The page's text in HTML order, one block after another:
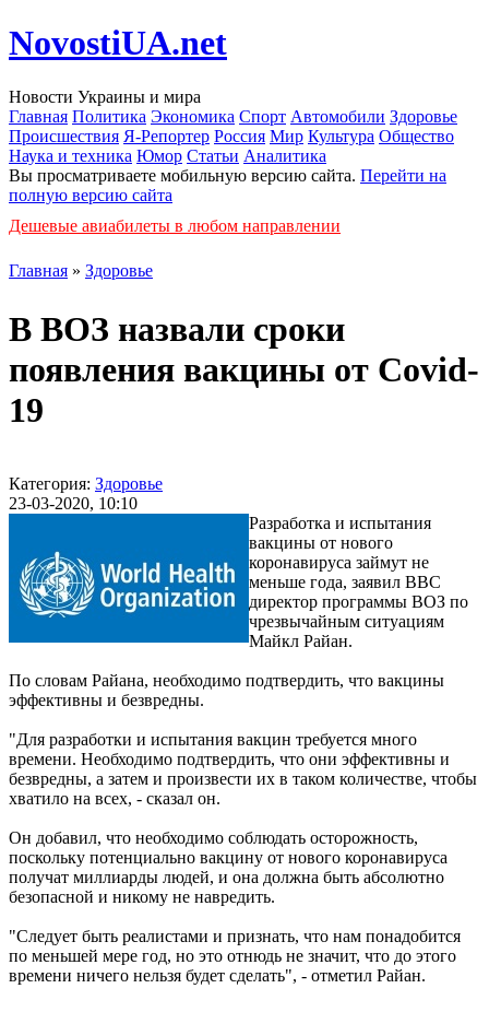
NovostiUA.net
Новости Украины и мира
Главная Политика Экономика Спорт Автомобили Здоровье
Происшествия Я-Репортер Россия Мир Культура Общество
Наука и техника Юмор Статьи Аналитика
Вы просматриваете мобильную версию сайта. Перейти на
полную версию сайта
Дешевые авиабилеты в любом направлении
Главная » Здоровье
В ВОЗ назвали сроки
появления вакцины от Covid-
19
Категория: Здоровье
23-03-2020, 10:10
Разработка и испытания
вакцины от нового
коронавируса займут не
меньше года, заявил BBC
директор программы ВОЗ по
чрезвычайным ситуациям
Майкл Райан.
По словам Райана, необходимо подтвердить, что вакцины
эффективны и безвредны.
"Для разработки и испытания вакцин требуется много
времени. Необходимо подтвердить, что они эффективны и
безвредны, а затем и произвести их в таком количестве, чтобы
хватило на всех, - сказал он.
Он добавил, что необходимо соблюдать осторожность,
поскольку потенциально вакцину от нового коронавируса
получат миллиарды людей, и она должна быть абсолютно
безопасной и никому не навредить.
"Следует быть реалистами и признать, что нам понадобится
по меньшей мере год, но это отнюдь не значит, что до этого
времени ничего нельзя будет сделать", - отметил Райан.